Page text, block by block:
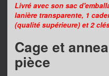
Livré avec son sac
lanière transparente, 1
(qualité supérieure) et 2
Cage et
pièce